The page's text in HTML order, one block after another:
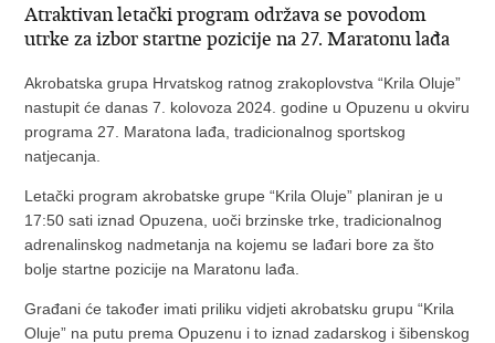
Atraktivan letački program održava se povodom
utrke za izbor startne pozicije na 27. Maratonu lađa
Akrobatska grupa Hrvatskog ratnog zrakoplovstva “Krila Oluje”
nastupit će danas 7. kolovoza 2024. godine u Opuzenu u okviru
programa 27. Maratona lađa, tradicionalnog sportskog
natjecanja.
Letački program akrobatske grupe “Krila Oluje” planiran je u
17:50 sati iznad Opuzena, uoči brzinske trke, tradicionalnog
adrenalinskog nadmetanja na kojemu se lađari bore za što
bolje startne pozicije na Maratonu lađa.
Građani će također imati priliku vidjeti akrobatsku grupu “Krila
Oluje” na putu prema Opuzenu i to iznad zadarskog i šibenskog